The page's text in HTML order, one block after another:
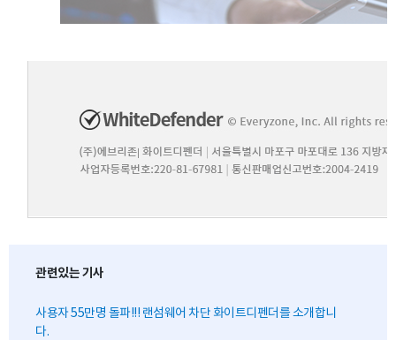
관련있는 기사
사용자 55만명 돌파!!! 랜섬웨어 차단 화이트디펜더를 소개합니
다.